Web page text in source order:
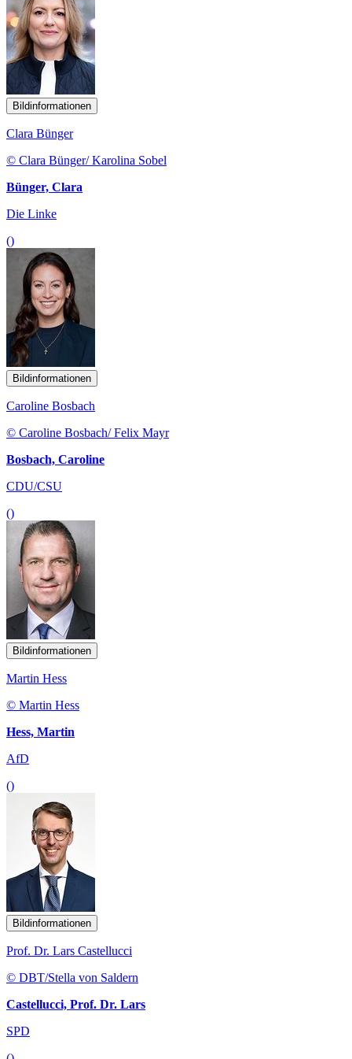
Bildinformationen
Clara Bünger
© Clara Bünger/ Karolina Sobel
Bünger, Clara
Die Linke
()
Bildinformationen
Caroline Bosbach
© Caroline Bosbach/ Felix Mayr
Bosbach, Caroline
CDU/CSU
()
Bildinformationen
Martin Hess
© Martin Hess
Hess, Martin
AfD
()
Bildinformationen
Prof. Dr. Lars Castellucci
© DBT/Stella von Saldern
Castellucci, Prof. Dr. Lars
SPD